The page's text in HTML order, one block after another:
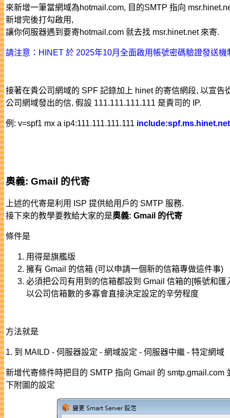
來新增一筆當網域為hotmail.com, 目的SMTP 指向
新增完後打勾啟用,
讓你伺服器遇到要寄hotmail.com 就去找 msr.hinet.net 來寄.
請注意：HINET 於 2025年10月全面啟用帳號密碼驗證發送機
接著在貴公司網域的 SPF 記錄加上 hinet 的寄信網段, 以宣告
公司網域發出的信, 假設 111.111.111.111 是貴司的 IP.
例: v=spf1 mx a ip4:111.111.111.111
奧義: Gmail 的代寄
上述的代寄是利用 ISP 提供給用戶的 SMTP 服務.
接下來的教學要教給大家的是奧義: Gmail 的代寄
條件是
用得是旗艦版
擁有 Gmail 的信箱 (可以申請一個新的信箱專做這件事)
必須把公司有用到的信箱都設到 Gmail 信箱的[帳號和匯
以公司信箱數的多寡會直接決定設定的辛勞程度
方法就是
1. 到 MAILD - 伺服器設定 - 網域設定 - 伺服器中繼 - 特定網域
新增代寄條件時把目的 SMTP 指向 Gmail 的 smtp.gmail.com
下附圖的設定